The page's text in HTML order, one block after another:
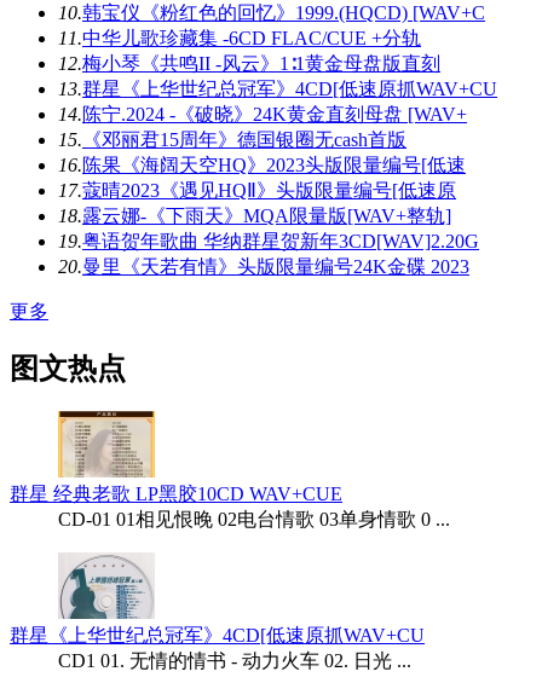
10.韩宝仪《粉红色的回忆》1999.(HQCD) [WAV+C
11.中华儿歌珍藏集 -6CD FLAC/CUE +分轨
12.梅小琴《共鸣II -风云》1∶1黄金母盘版直刻
13.群星《上华世纪总冠军》4CD[低速原抓WAV+CU
14.陈宁.2024 -《破晓》24K黄金直刻母盘 [WAV+
15. 《邓丽君15周年》德国银圈无cash首版
16.陈果《海阔天空HQ》2023头版限量编号[低速
17.蔻晴2023《遇见HQⅡ》头版限量编号[低速原
18.露云娜-《下雨天》MQA限量版[WAV+整轨]
19.粤语贺年歌曲 华纳群星贺新年3CD[WAV]2.20G
20.曼里《天若有情》头版限量编号24K金碟 2023
更多
图文热点
群星 经典老歌 LP黑胶10CD WAV+CUE
CD-01 01相见恨晚 02电台情歌 03单身情歌 0 ...
群星《上华世纪总冠军》4CD[低速原抓WAV+CU
CD1 01. 无情的情书 - 动力火车 02. 日光 ...